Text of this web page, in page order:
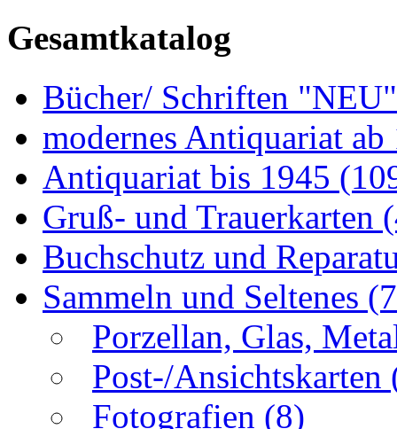
Gesamtkatalog
Bücher/ Schriften
modernes Antiquariat
Antiquariat bis 1945
Gruß- und Trauerkarten
Buchschutz und
Sammeln und Seltenes
Porzellan, Glas,
Post-/Ansichtskarten
Fotografien (8)